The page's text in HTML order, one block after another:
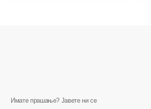
Имате прашање? Јавете ни се